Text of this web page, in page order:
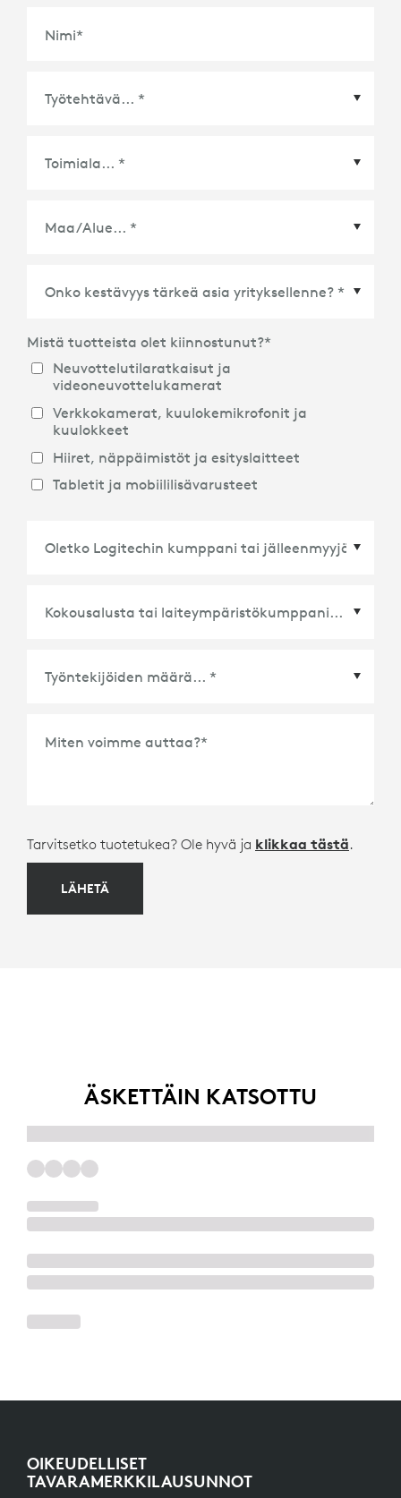
Nimi*
Mistä tuotteista olet kiinnostunut?*
Neuvottelutilaratkaisut ja
videoneuvottelukamerat
Verkkokamerat, kuulokemikrofonit ja
kuulokkeet
Hiiret, näppäimistöt ja esityslaitteet
Tabletit ja mobiililisävarusteet
Miten voimme auttaa?*
Tarvitsetko tuotetukea? Ole hyvä ja klikkaa tästä.
LÄHETÄ
ÄSKETTÄIN KATSOTTU
OIKEUDELLISET
TAVARAMERKKILAUSUNNOT